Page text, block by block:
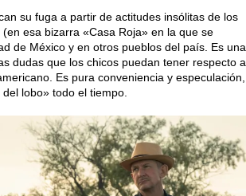
su fuga a partir de actitudes insólitas de los
esa bizarra «Casa Roja» en la que se
de México y en otros pueblos del país. Es una
dudas que los chicos puedan tener respecto a
Es pura conveniencia y especulación,
lobo» todo el tiempo.